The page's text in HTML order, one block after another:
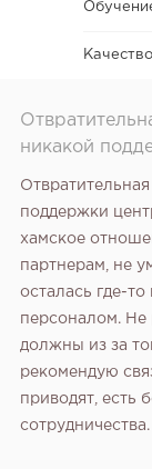
Качество
никакой
поддержки
хамское
партнерам, не
осталась где-
персоналом. Не
должны из за
рекомендую
приводят, есть
сотрудничества.